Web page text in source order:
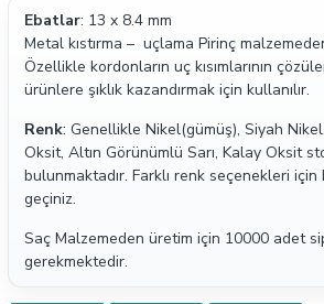
Ebatlar: 13 x 8.4 mm
Metal kıstırma – uçlama Pirinç
Özellikle kordonların uç kısımlarının
ürünlere şıklık kazandırmak için kullanılır.
Renk: Genellikle Nikel(gümüş), Siyah
Oksit, Altın Görünümlü Sarı, Kalay Oksit
bulunmaktadır. Farklı renk seçenekleri
geçiniz.
Saç Malzemeden üretim için 10000 adet
gerekmektedir.